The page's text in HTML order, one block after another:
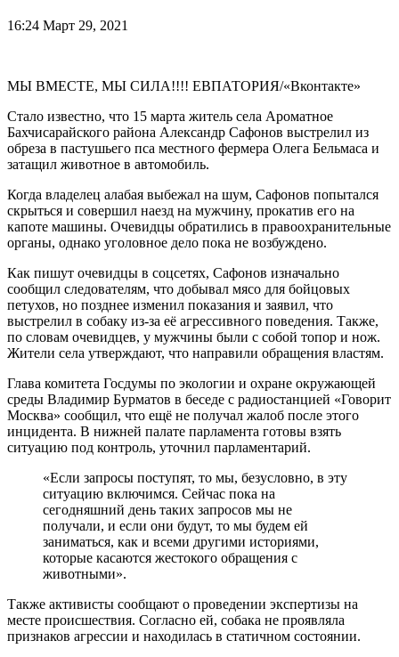
16:24 Март 29, 2021
МЫ ВМЕСТЕ, МЫ СИЛА!!!! ЕВПАТОРИЯ/«Вконтакте»
Стало известно, что 15 марта житель села Ароматное
Бахчисарайского района Александр Сафонов выстрелил из
обреза в пастушьего пса местного фермера Олега Бельмаса и
затащил животное в автомобиль.
Когда владелец алабая выбежал на шум, Сафонов попытался
скрыться и совершил наезд на мужчину, прокатив его на
капоте машины. Очевидцы обратились в правоохранительные
органы, однако уголовное дело пока не возбуждено.
Как пишут очевидцы в соцсетях, Сафонов изначально
сообщил следователям, что добывал мясо для бойцовых
петухов, но позднее изменил показания и заявил, что
выстрелил в собаку из-за её агрессивного поведения. Также,
по словам очевидцев, у мужчины были с собой топор и нож.
Жители села утверждают, что направили обращения властям.
Глава комитета Госдумы по экологии и охране окружающей
среды Владимир Бурматов в беседе с радиостанцией «Говорит
Москва» сообщил, что ещё не получал жалоб после этого
инцидента. В нижней палате парламента готовы взять
ситуацию под контроль, уточнил парламентарий.
«Если запросы поступят, то мы, безусловно, в эту
ситуацию включимся. Сейчас пока на
сегодняшний день таких запросов мы не
получали, и если они будут, то мы будем ей
заниматься, как и всеми другими историями,
которые касаются жестокого обращения с
животными».
Также активисты сообщают о проведении экспертизы на
месте происшествия. Согласно ей, собака не проявляла
признаков агрессии и находилась в статичном состоянии.